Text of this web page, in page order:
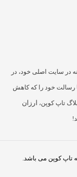
در سایت اصلی خود، در
رسالت خود را که کاهش
تاپ کوپن، ارزان
تاپ کوپن می باشد.